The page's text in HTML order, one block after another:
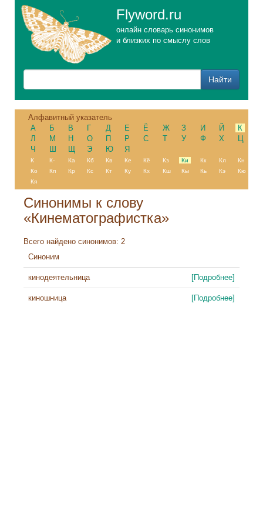
Flyword.ru
онлайн словарь синонимов
и близких по смыслу слов
Алфавитный указатель
А
Б В Г Д Е Ё Ж З И Й
К
Л
М Н О П Р С Т У Ф Х
Ц
Ч
Ш Щ Э Ю Я
К К- Ка Кб Кв Ке Кё Кз Ки Кк Кл
Кн
Ко
Кп Кр Кс Кт Ку Кх Кш Кы Кь Кэ
Кю
Кя
Синонимы к слову
«Кинематографистка»
Всего найдено синонимов: 2
Синоним
кинодеятельница [Подробнее]
киношница [Подробнее]